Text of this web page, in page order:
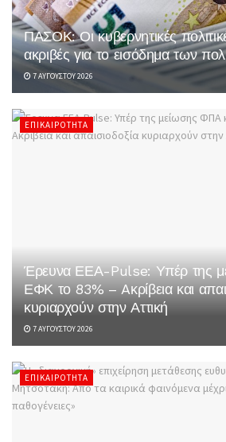
ΠΑΣΟΚ: Οι κυβερνητικές
ακριβές για το εισόδημα των
7 ΑΥΓΟΎΣΤΟΥ 2026
ΕΠΙΚΑΙΡΌΤΗΤΑ
Έρευνα ΕΕΑ-Pulse: Υπέρ της
ΕΦΚ το 83% – Aκρίβεια και
κυριαρχούν στην Αττική
7 ΑΥΓΟΎΣΤΟΥ 2026
ΕΠΙΚΑΙΡΌΤΗΤΑ